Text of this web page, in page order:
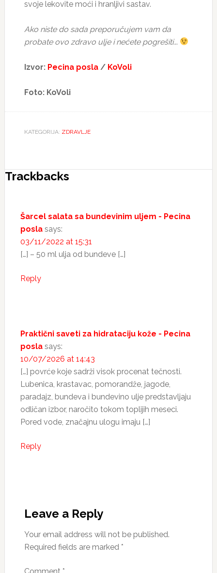
svoje lekovite moći i hranljivi sastav.
Ako niste do sada preporučujem vam da
probate ovo zdravo ulje i nećete pogrešiti...
Izvor: Pecina posla/ KoVoli
Foto: KoVoli
KATEGORIJA: ZDRAVLJE
Reader
Trackbacks
Šarcel salata sa bundevinim uljem - Pecina
posla says:
03/11/2022 at 15:31
[…] – 50 ml ulja od bundeve […]
Reply
Praktični saveti za hidrataciju kože - Pecina
posla says:
10/07/2026 at 14:43
[…] povrće koje sadrži visok procenat tečnosti.
Lubenica, krastavac, pomorandže, jagode,
paradajz, bundeva i bundevino ulje predstavljaju
odličan izbor, naročito tokom toplijih meseci.
Pored vode, značajnu ulogu imaju […]
Reply
Leave a Reply
Your email address will not be published.
Required fields are marked *